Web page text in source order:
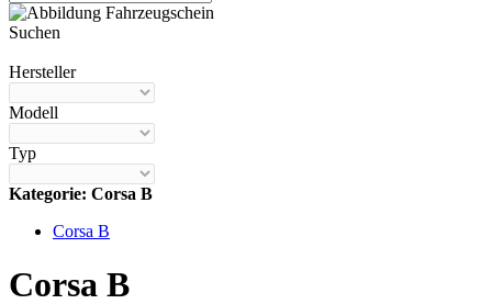
Suchen
Hersteller
Modell
Typ
Kategorie: Corsa B
Corsa B
Corsa B